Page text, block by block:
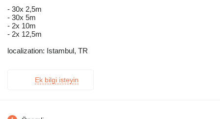
- 30x 2,5m
- 30x 5m
- 2x 10m
- 2x 12,5m
localization: Istambul, TR
Ek bilgi isteyin